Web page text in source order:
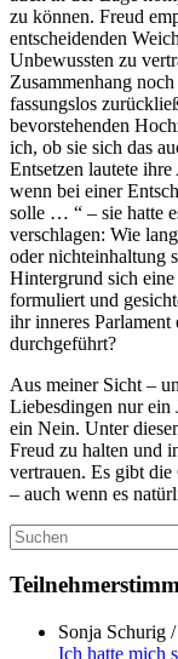
zu können. Freud
entscheidenden
Unbewussten zu
Zusammenhang
fassungslos
bevorstehenden
ich, ob sie sich das
Entsetzen lautete
wenn bei einer
solle … “ – sie hatte
verschlagen: Wie
oder nichteinhaltung
Hintergrund sich
formuliert und
ihr inneres
durchgeführt?
Aus meiner Sicht –
Liebesdingen nur ein
ein Nein. Unter
Freud zu halten und
vertrauen. Es gibt
– auch wenn es
Suchen
nach:
Sonja Schurig /
Ich hatte mich